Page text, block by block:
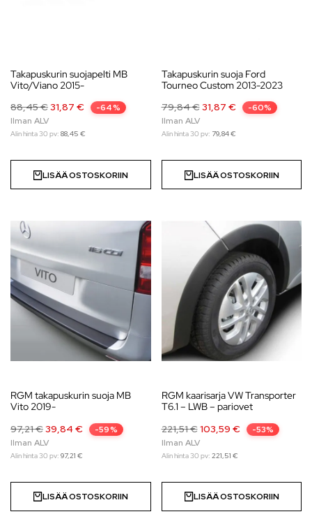
Takapuskurin suojapelti MB
Vito/Viano 2015-
88,45€31,87 € -64%
Alin hinta 30 pv: 88,45 €
LISÄÄ OSTOSKORIIN
Takapuskurin suoja Ford
Tourneo Custom 2013-2023
79,84€31,87 € -60%
Alin hinta 30 pv: 79,84€
LISÄÄ OSTOSKORIIN
RGM takapuskurin suoja MB
Vito 2019-
97,21€39,84 € -59%
Alin hinta 30 pv: 97,21 €
LISÄÄ OSTOSKORIIN
RGM kaarisarja VW Transporter
T6.1 – LWB – pariovet
221,51€103,59 € -53%
Alin hinta 30 pv: 221,51 €
LISÄÄ OSTOSKORIIN